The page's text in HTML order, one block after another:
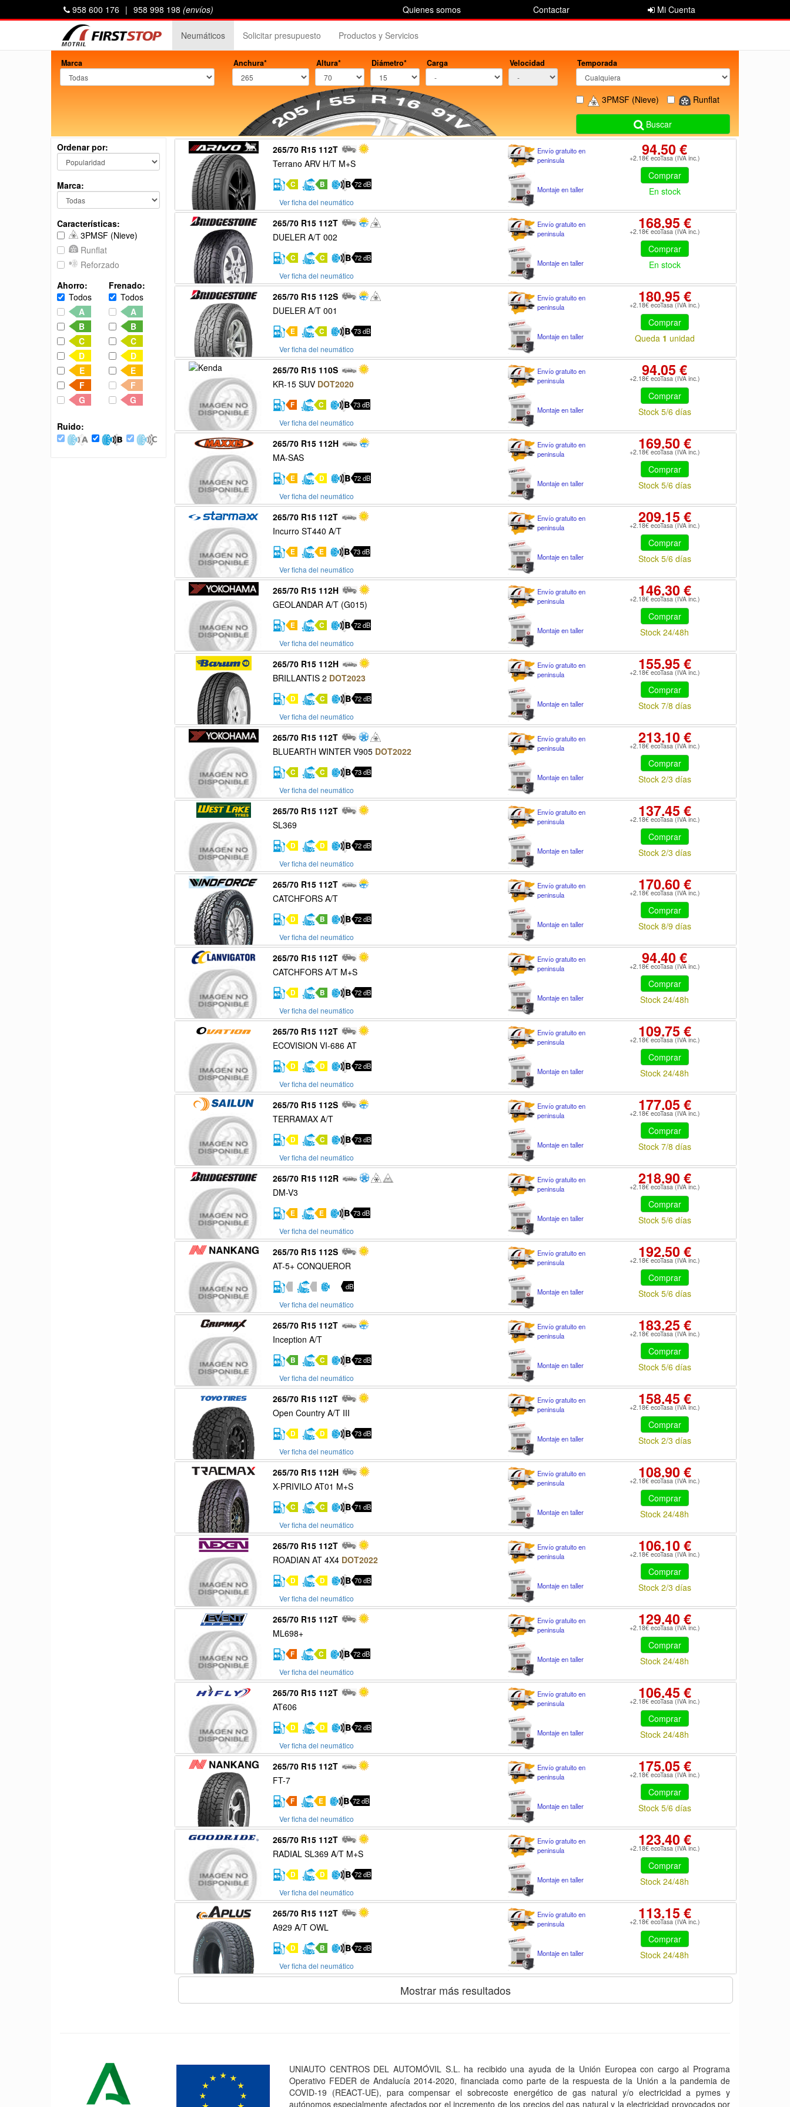
Quienes somos Contactar Mi Cuenta
958 600 176 | 958 998 198 (envíos)
Neumáticos Solicitar presupuesto Productos y Servicios
Marca Anchura* Altura* Diámetro* Carga Velocidad Temporada
3PMSF (Nieve) Runflat
Buscar
Ordenar por:
Marca:
Características:
3PMSF (Nieve)
Runflat
Reforzado
Ahorro:
Todos
A
B
C
D
E
F
G
Frenado:
Todos
A
B
C
D
E
F
G
Ruido:
265/70 R15 112T
Terrano ARV H/T M+S
C B 72 dB
Ver ficha del neumático
Envío gratuito en
peninsula
Montaje en taller
94.50 €
+2.18€ ecoTasa (IVA inc.)
Comprar
En stock
265/70 R15 112T
DUELER A/T 002
C C 72 dB
Ver ficha del neumático
Envío gratuito en
peninsula
Montaje en taller
168.95 €
+2.18€ ecoTasa (IVA inc.)
Comprar
En stock
265/70 R15 112S
DUELER A/T 001
E C 73 dB
Ver ficha del neumático
Envío gratuito en
peninsula
Montaje en taller
180.95 €
+2.18€ ecoTasa (IVA inc.)
Comprar
Queda 1 unidad
265/70 R15 110S
KR-15 SUV DOT2020
F C 73 dB
Ver ficha del neumático
Envío gratuito en
peninsula
Montaje en taller
94.05 €
+2.18€ ecoTasa (IVA inc.)
Comprar
Stock 5/6 días
265/70 R15 112H
MA-SAS
E D 72 dB
Ver ficha del neumático
Envío gratuito en
peninsula
Montaje en taller
169.50 €
+2.18€ ecoTasa (IVA inc.)
Comprar
Stock 5/6 días
265/70 R15 112T
Incurro ST440 A/T
E E 73 dB
Ver ficha del neumático
Envío gratuito en
peninsula
Montaje en taller
209.15 €
+2.18€ ecoTasa (IVA inc.)
Comprar
Stock 5/6 días
265/70 R15 112H
GEOLANDAR A/T (G015)
E C 72 dB
Ver ficha del neumático
Envío gratuito en
peninsula
Montaje en taller
146.30 €
+2.18€ ecoTasa (IVA inc.)
Comprar
Stock 24/48h
265/70 R15 112H
BRILLANTIS 2 DOT2023
D C 72 dB
Ver ficha del neumático
Envío gratuito en
peninsula
Montaje en taller
155.95 €
+2.18€ ecoTasa (IVA inc.)
Comprar
Stock 7/8 días
265/70 R15 112T
BLUEARTH WINTER V905 DOT2022
C C 73 dB
Ver ficha del neumático
Envío gratuito en
peninsula
Montaje en taller
213.10 €
+2.18€ ecoTasa (IVA inc.)
Comprar
Stock 2/3 días
265/70 R15 112T
SL369
D D 72 dB
Ver ficha del neumático
Envío gratuito en
peninsula
Montaje en taller
137.45 €
+2.18€ ecoTasa (IVA inc.)
Comprar
Stock 2/3 días
265/70 R15 112T
CATCHFORS A/T
D B 72 dB
Ver ficha del neumático
Envío gratuito en
peninsula
Montaje en taller
170.60 €
+2.18€ ecoTasa (IVA inc.)
Comprar
Stock 8/9 días
265/70 R15 112T
CATCHFORS A/T M+S
D B 72 dB
Ver ficha del neumático
Envío gratuito en
peninsula
Montaje en taller
94.40 €
+2.18€ ecoTasa (IVA inc.)
Comprar
Stock 24/48h
265/70 R15 112T
ECOVISION VI-686 AT
D D 72 dB
Ver ficha del neumático
Envío gratuito en
peninsula
Montaje en taller
109.75 €
+2.18€ ecoTasa (IVA inc.)
Comprar
Stock 24/48h
265/70 R15 112S
TERRAMAX A/T
D C 73 dB
Ver ficha del neumático
Envío gratuito en
peninsula
Montaje en taller
177.05 €
+2.18€ ecoTasa (IVA inc.)
Comprar
Stock 7/8 días
265/70 R15 112R
DM-V3
E E 73 dB
Ver ficha del neumático
Envío gratuito en
peninsula
Montaje en taller
218.90 €
+2.18€ ecoTasa (IVA inc.)
Comprar
Stock 5/6 días
265/70 R15 112S
AT-5+ CONQUEROR
dB
Ver ficha del neumático
Envío gratuito en
peninsula
Montaje en taller
192.50 €
+2.18€ ecoTasa (IVA inc.)
Comprar
Stock 5/6 días
265/70 R15 112T
Inception A/T
B C 72 dB
Ver ficha del neumático
Envío gratuito en
peninsula
Montaje en taller
183.25 €
+2.18€ ecoTasa (IVA inc.)
Comprar
Stock 5/6 días
265/70 R15 112T
Open Country A/T III
D D 73 dB
Ver ficha del neumático
Envío gratuito en
peninsula
Montaje en taller
158.45 €
+2.18€ ecoTasa (IVA inc.)
Comprar
Stock 2/3 días
265/70 R15 112H
X-PRIVILO AT01 M+S
C C 71 dB
Ver ficha del neumático
Envío gratuito en
peninsula
Montaje en taller
108.90 €
+2.18€ ecoTasa (IVA inc.)
Comprar
Stock 24/48h
265/70 R15 112T
ROADIAN AT 4X4 DOT2022
D D 70 dB
Ver ficha del neumático
Envío gratuito en
peninsula
Montaje en taller
106.10 €
+2.18€ ecoTasa (IVA inc.)
Comprar
Stock 2/3 días
265/70 R15 112T
ML698+
F C 72 dB
Ver ficha del neumático
Envío gratuito en
peninsula
Montaje en taller
129.40 €
+2.18€ ecoTasa (IVA inc.)
Comprar
Stock 24/48h
265/70 R15 112T
AT606
D D 72 dB
Ver ficha del neumático
Envío gratuito en
peninsula
Montaje en taller
106.45 €
+2.18€ ecoTasa (IVA inc.)
Comprar
Stock 24/48h
265/70 R15 112T
FT-7
F E 72 dB
Ver ficha del neumático
Envío gratuito en
peninsula
Montaje en taller
175.05 €
+2.18€ ecoTasa (IVA inc.)
Comprar
Stock 5/6 días
265/70 R15 112T
RADIAL SL369 A/T M+S
D D 72 dB
Ver ficha del neumático
Envío gratuito en
peninsula
Montaje en taller
123.40 €
+2.18€ ecoTasa (IVA inc.)
Comprar
Stock 24/48h
265/70 R15 112T
A929 A/T OWL
D B 72 dB
Ver ficha del neumático
Envío gratuito en
peninsula
Montaje en taller
113.15 €
+2.18€ ecoTasa (IVA inc.)
Comprar
Stock 24/48h
Mostrar más resultados
UNIAUTO CENTROS DEL AUTOMÓVIL S.L. ha recibido una ayuda de la Unión Europea con cargo al Programa
Operativo FEDER de Andalucía 2014-2020, financiada como parte de la respuesta de la Unión a la pandemia de
COVID-19 (REACT-UE), para compensar el sobrecoste energético de gas natural y/o electricidad a pymes y
autónomos especialmente afectados por el incremento de los precios del gas natural y la electricidad provocados por